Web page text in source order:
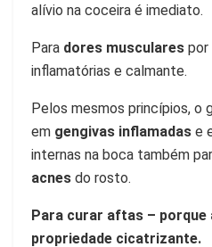
alívio na coceira é imediato.
Para dores musculares por
inflamatórias e calmante.
Pelos mesmos princípios, o
em gengivas inflamadas e
internas na boca também
acnes do rosto.
Para curar aftas – porque
propriedade cicatrizante.